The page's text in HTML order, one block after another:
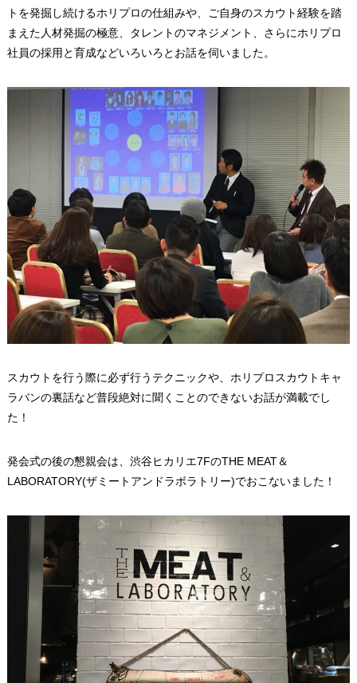
トを発掘し続けるホリプロの仕組みや、ご自身のスカウト経験を踏
まえた人材発掘の極意、タレントのマネジメント、さらにホリプロ
社員の採用と育成などいろいろとお話を伺いました。
スカウトを行う際に必ず行うテクニックや、ホリプロスカウトキャ
ラバンの裏話など普段絶対に聞くことのできないお話が満載でし
た！
発会式の後の懇親会は、渋谷ヒカリエ7FのTHE MEAT＆
LABORATORY(ザミートアンドラボラトリー)でおこないました！